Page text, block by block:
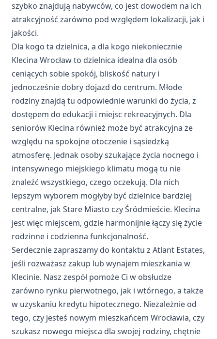
szybko znajdują nabywców, co jest dowodem na ich
atrakcyjność zarówno pod względem lokalizacji, jak i
jakości.
Dla kogo ta dzielnica, a dla kogo niekoniecznie
Klecina Wrocław to dzielnica idealna dla osób
ceniących sobie spokój, bliskość natury i
jednocześnie dobry dojazd do centrum. Młode
rodziny znajdą tu odpowiednie warunki do życia, z
dostępem do edukacji i miejsc rekreacyjnych. Dla
seniorów Klecina również może być atrakcyjna ze
względu na spokojne otoczenie i sąsiedzką
atmosferę. Jednak osoby szukające życia nocnego i
intensywnego miejskiego klimatu mogą tu nie
znaleźć wszystkiego, czego oczekują. Dla nich
lepszym wyborem mogłyby być dzielnice bardziej
centralne, jak Stare Miasto czy Śródmieście. Klecina
jest więc miejscem, gdzie harmonijnie łączy się życie
rodzinne i codzienna funkcjonalność.
Serdecznie zapraszamy do kontaktu z Atlant Estates,
jeśli rozważasz zakup lub wynajem mieszkania w
Klecinie. Nasz zespół pomoże Ci w obsłudze
zarówno rynku pierwotnego, jak i wtórnego, a także
w uzyskaniu kredytu hipotecznego. Niezależnie od
tego, czy jesteś nowym mieszkańcem Wrocławia, czy
szukasz nowego miejsca dla swojej rodziny, chętnie